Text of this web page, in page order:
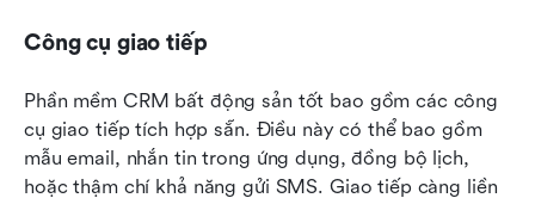
Công cụ giao tiếp
Phần mềm CRM bất động sản tốt bao gồm các công
cụ giao tiếp tích hợp sẵn. Điều này có thể bao gồm
mẫu email, nhắn tin trong ứng dụng, đồng bộ lịch,
hoặc thậm chí khả năng gửi SMS. Giao tiếp càng liền